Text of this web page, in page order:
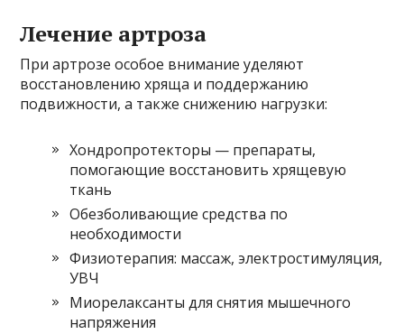
Лечение артроза
При артрозе особое внимание уделяют
восстановлению хряща и поддержанию
подвижности, а также снижению нагрузки:
Хондропротекторы — препараты,
помогающие восстановить хрящевую
ткань
Обезболивающие средства по
необходимости
Физиотерапия: массаж, электростимуляция,
УВЧ
Миорелаксанты для снятия мышечного
напряжения